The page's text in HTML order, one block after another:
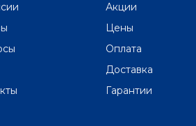
Акции
Цены
Оплата
Доставка
Гарантии